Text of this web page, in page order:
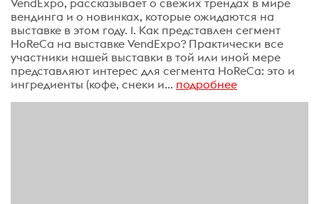
вендинга и о новинках, которые ожидаются на
выставке в этом году. 1. Как представлен сегмент
HoReCa на выставке VendExpo? Практически все
участники нашей выставки в той или иной мере
представляют интерес для сегмента HoReCa: это и
ингредиенты (кофе, снеки и... подробнее